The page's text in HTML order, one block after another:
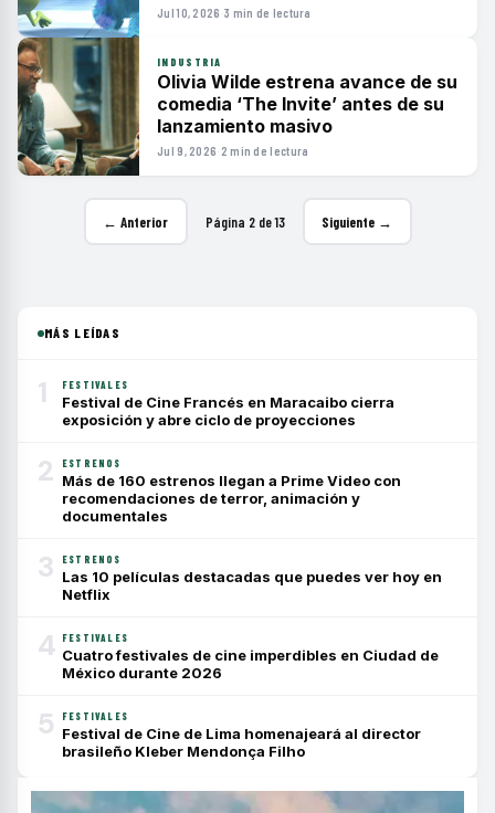
Jul 10, 2026 ·3 min de lectura
INDUSTRIA
Olivia Wilde estrena avance de su
comedia ‘The Invite’ antes de su
lanzamiento masivo
Jul 9, 2026· 2 min de lectura
← Anterior Página 2 de 13 Siguiente →
MÁS LEÍDAS
1 FESTIVALES
Festival de Cine Francés en Maracaibo cierra
exposición y abre ciclo de proyecciones
2 ESTRENOS
Más de 160 estrenos llegan a Prime Video con
recomendaciones de terror, animación y
documentales
3 ESTRENOS
Las 10 películas destacadas que puedes ver hoy en
Netflix
4 FESTIVALES
Cuatro festivales de cine imperdibles en Ciudad de
México durante 2026
5 FESTIVALES
Festival de Cine de Lima homenajeará al director
brasileño Kleber Mendonça Filho